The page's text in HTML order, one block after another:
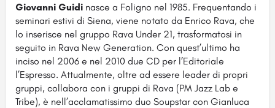
Giovanni Guidi nasce a Foligno nel 1985. Frequentando i
seminari estivi di Siena, viene notato da Enrico Rava, che
lo inserisce nel gruppo Rava Under 21, trasformatosi in
seguito in Rava New Generation. Con quest’ultimo ha
inciso nel 2006 e nel 2010 due CD per l’Editoriale
l’Espresso. Attualmente, oltre ad essere leader di propri
gruppi, collabora con i gruppi di Rava (PM Jazz Lab e
Tribe), è nell’acclamatissimo duo Soupstar con Gianluca